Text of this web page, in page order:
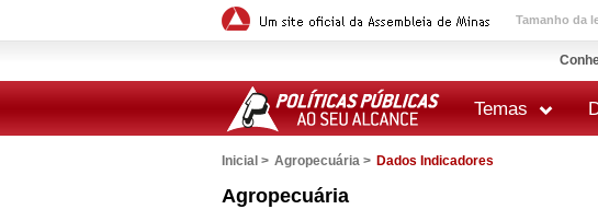
Tamanho da
Temas
Inicial > Agropecuária > Dados Indicadores
Agropecuária
Versão para impressão